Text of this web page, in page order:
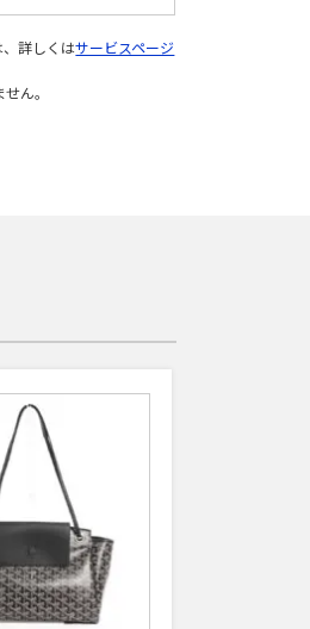
、詳しくはサービスページ
ん。